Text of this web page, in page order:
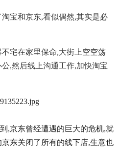
宝和京东,看似偶然,其实是必
宅在家里保命,大街上空空荡
,然后线上沟通工作,加快淘宝
,京东曾经遭遇的巨大的危机,就
东关闭了所有的线下店,生意也